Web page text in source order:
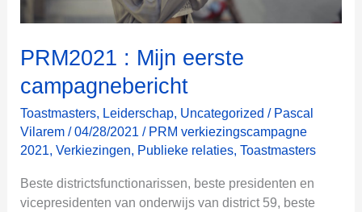
p
a
g
n
e
b
r
i
PRM2021 : Mijn eerste
campagnebericht
Toastmasters, Leiderschap, Uncategorized / Pascal
Vilarem/04/28/2021/ PRM verkiezingscampagne
2021,Verkiezingen, Publieke relaties,Toastmasters
Beste districtsfunctionarissen, beste presidenten en
vicepresidenten van onderwijs van district 59, beste